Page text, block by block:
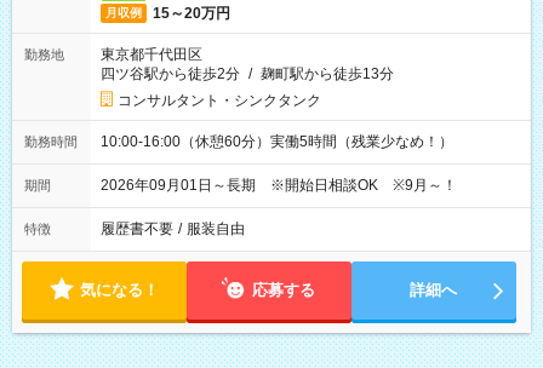
月収例 15～20万円
勤務地
東京都千代田区
四ツ谷駅から徒歩2分 / 麹町駅から徒歩13分
コンサルタント・シンクタンク
勤務時間 10:00-16:00（休憩60分）実働5時間（残業少なめ！）
期間 2026年09月01日～長期 ※開始日相談OK ※9月～！
特徴 履歴書不要 / 服装自由
気になる！ 応募する 詳細へ